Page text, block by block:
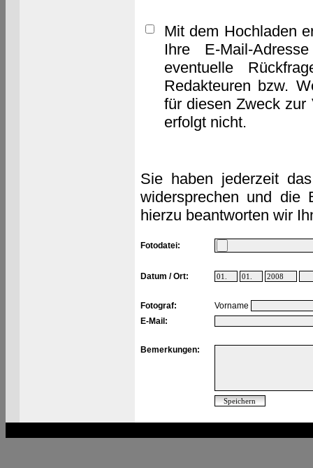
Mit dem Hochladen
Ihre E-Mail-
eventuelle
Redakteuren bzw.
für diesen Zweck zur
erfolgt nicht.
Sie haben jederzeit
widersprechen und die
hierzu beantworten wir
Fotodatei:
Datum / Ort:
Fotograf:
Vorname
E-Mail:
Bemerkungen: